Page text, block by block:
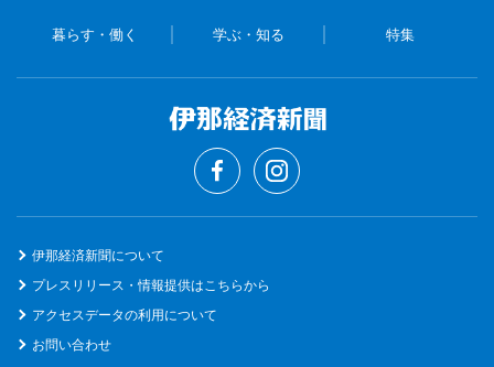
暮らす・働く 学ぶ・知る 特集
伊那経済新聞について
プレスリリース・情報提供はこちらから
アクセスデータの利用について
お問い合わせ